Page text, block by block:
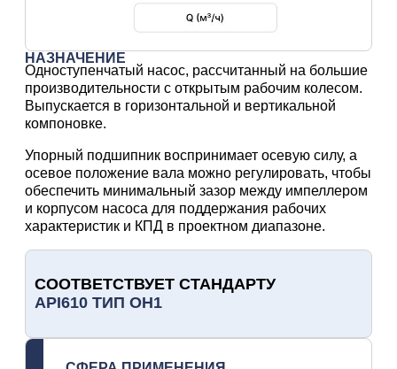
НАЗНАЧЕНИЕ
Одноступенчатый насос, рассчитанный на большие
производительности с открытым рабочим колесом.
Выпускается в горизонтальной и вертикальной
компоновке.
Упорный подшипник воспринимает осевую силу, а
осевое положение вала можно регулировать, чтобы
обеспечить минимальный зазор между импеллером
и корпусом насоса для поддержания рабочих
характеристик и КПД в проектном диапазоне.
СООТВЕТСТВУЕТ СТАНДАРТУ
API610 ТИП OH1